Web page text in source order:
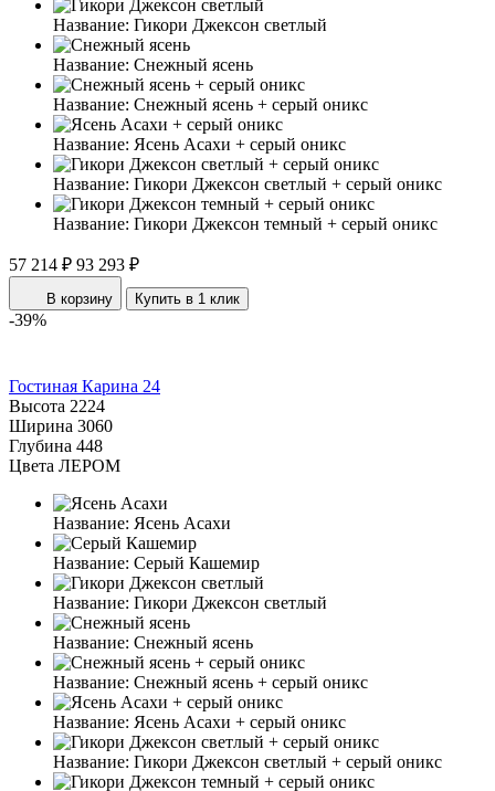
Название: Гикори Джексон светлый
Название: Снежный ясень
Название: Снежный ясень + серый оникс
Название: Ясень Асахи + серый оникс
Название: Гикори Джексон светлый + серый оникс
Название: Гикори Джексон темный + серый оникс
57 214 ₽ 93 293 ₽
В корзину Купить в 1 клик
-39%
Гостиная Карина 24
Высота 2224
Ширина 3060
Глубина 448
Цвета ЛЕРОМ
Название: Ясень Асахи
Название: Серый Кашемир
Название: Гикори Джексон светлый
Название: Снежный ясень
Название: Снежный ясень + серый оникс
Название: Ясень Асахи + серый оникс
Название: Гикори Джексон светлый + серый оникс